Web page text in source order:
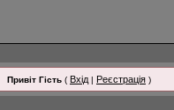
Привіт Гість ( Вхід | Реєстрація )